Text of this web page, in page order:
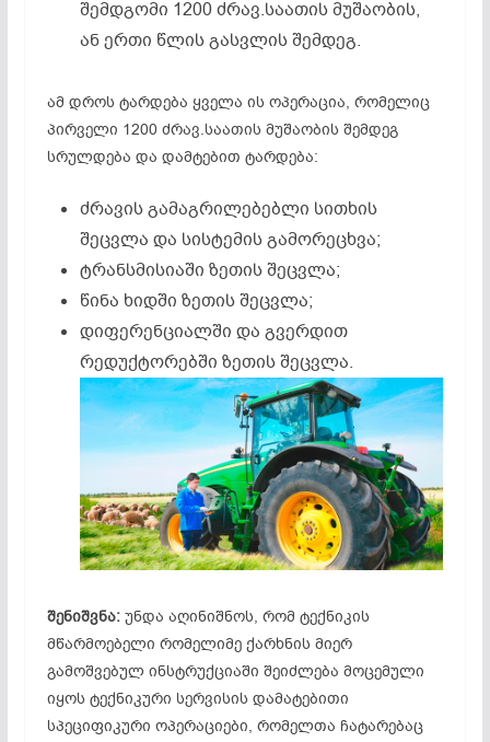
შემდგომი 1200 ძრავ.საათის მუშაობის,
ან ერთი წლის გასვლის შემდეგ.
ამ დროს ტარდება ყველა ის ოპერაცია, რომელიც
პირველი 1200 ძრავ.საათის მუშაობის შემდეგ
სრულდება და დამტებით ტარდება:
ძრავის გამაგრილებებლი სითხის
შეცვლა და სისტემის გამორეცხვა;
ტრანსმისიაში ზეთის შეცვლა;
წინა ხიდში ზეთის შეცვლა;
დიფერენციალში და გვერდით
რედუქტორებში ზეთის შეცვლა.
შენიშვნა:უნდა აღინიშნოს, რომ ტექნიკის
მწარმოებელი რომელიმე ქარხნის მიერ
გამოშვებულ ინსტრუქციაში შეიძლება მოცემული
იყოს ტექნიკური სერვისის დამატებითი
სპეციფიკური ოპერაციები, რომელთა ჩატარებაც